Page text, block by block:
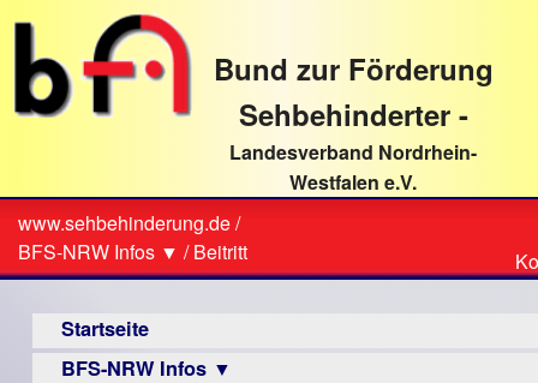
direkt
Textinhalt
Bund zur Förderung
Sehbehinderter -
Landesverband Nordrhein-
Westfalen e.V.
Sie
sind
hier
www.sehbehinderung.de/
BFS-NRW Infos ▼ /Beitritt
Startseite
BFS-NRW Infos ▼